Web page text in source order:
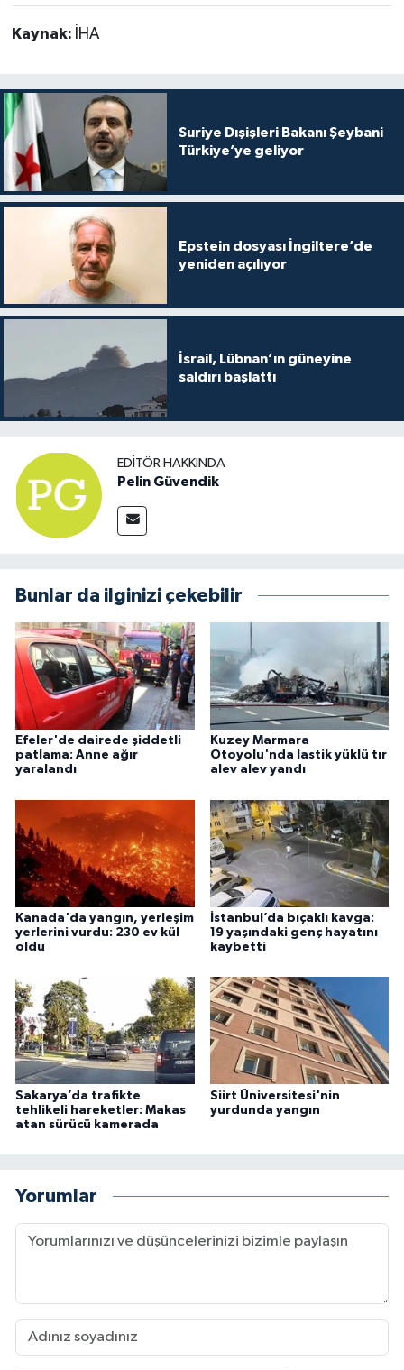
Kaynak: İHA
Suriye Dışişleri Bakanı Şeybani
Türkiye’ye geliyor
Epstein dosyası İngiltere’de
yeniden açılıyor
İsrail, Lübnan’ın güneyine
saldırı başlattı
EDITÖR HAKKINDA
Pelin Güvendik
Bunlar da ilginizi çekebilir
Efeler'de dairede şiddetli
patlama: Anne ağır
yaralandı
Kuzey Marmara
Otoyolu'nda lastik yüklü tır
alev alev yandı
Kanada'da yangın, yerleşim
yerlerini vurdu: 230 ev kül
oldu
İstanbul’da bıçaklı kavga:
19 yaşındaki genç hayatını
kaybetti
Sakarya’da trafikte
tehlikeli hareketler: Makas
atan sürücü kamerada
Siirt Üniversitesi'nin
yurdunda yangın
Yorumlar